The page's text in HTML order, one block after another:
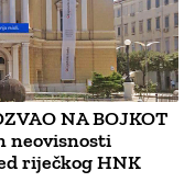
NA BOJKOT
neovisnosti
riječkog HNK